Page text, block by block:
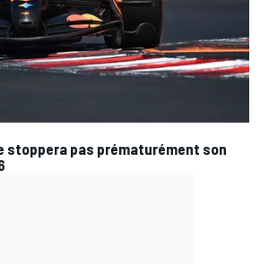
stoppera pas prématurément son